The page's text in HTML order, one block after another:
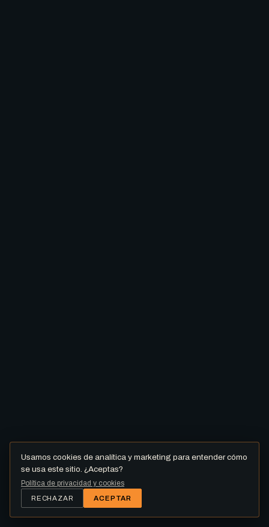
Usamos cookies de analítica y marketing para entender cómo
se usa este sitio. ¿Aceptas?
Política de privacidad y cookies
RECHAZAR ACEPTAR